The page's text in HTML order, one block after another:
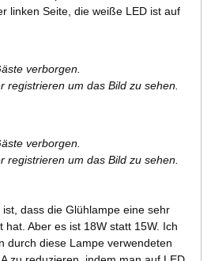
linken Seite, die weiße LED ist auf
verborgen.
registrieren um das Bild zu sehen.
verborgen.
registrieren um das Bild zu sehen.
dass die Glühlampe eine sehr
hat. Aber es ist 18W statt 15W. Ich
durch diese Lampe verwendeten